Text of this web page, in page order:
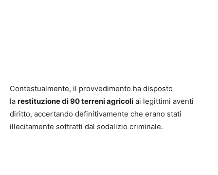
Contestualmente, il provvedimento ha disposto
la restituzione di 90 terreni agricoli ai legittimi aventi
diritto, accertando definitivamente che erano stati
illecitamente sottratti dal sodalizio criminale.